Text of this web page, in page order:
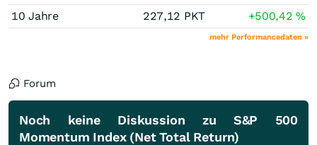
10 Jahre
227,12 PKT +500,42%
mehr Performancedaten »
Forum
Noch keine Diskussion zu S&P 500
Momentum Index (Net Total Return)